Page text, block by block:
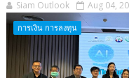
Siam Outlook Aug 04,
การเงิน การลงทุน